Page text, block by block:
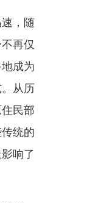
，随
再仅
成为
从历
民部
统的
响了